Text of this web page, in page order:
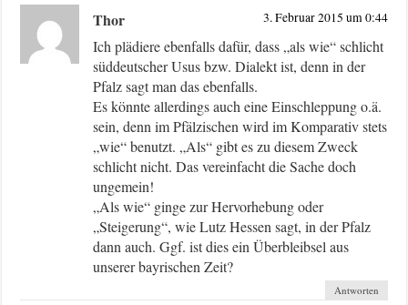
Thor 3. Februar 2015 um 0:44
Ich plädiere ebenfalls dafür, dass „als wie“ schlicht
süddeutscher Usus bzw. Dialekt ist, denn in der
Pfalz sagt man das ebenfalls.
Es könnte allerdings auch eine Einschleppung o.ä.
sein, denn im Pfälzischen wird im Komparativ stets
„wie“ benutzt. „Als“ gibt es zu diesem Zweck
schlicht nicht. Das vereinfacht die Sache doch
ungemein!
„Als wie“ ginge zur Hervorhebung oder
„Steigerung“, wie Lutz Hessen sagt, in der Pfalz
dann auch. Ggf. ist dies ein Überbleibsel aus
unserer bayrischen Zeit?
Antworten